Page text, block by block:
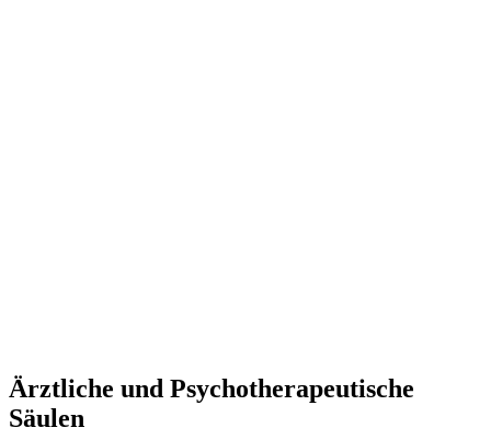
Ärztliche und Psychotherapeutische
Säulen